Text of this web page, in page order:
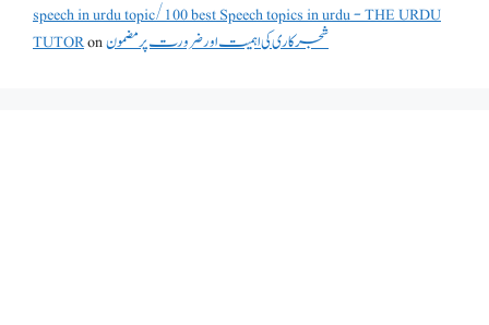
speech in urdu topic/100 best Speech topics in urdu - THE URDU
TUTORonشجرکاری کی اہمیت اور ضرورت پر مضمون